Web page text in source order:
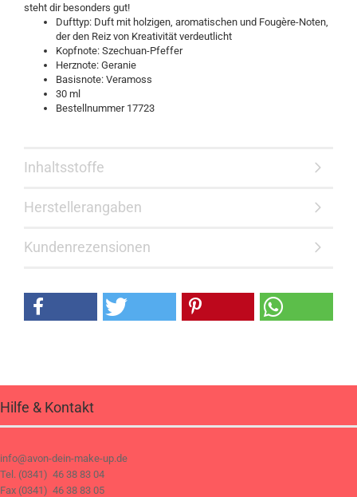
steht dir besonders gut!
Dufttyp: Duft mit holzigen, aromatischen und Fougère-Noten,
der den Reiz von Kreativität verdeutlicht
Kopfnote: Szechuan-Pfeffer
Herznote: Geranie
Basisnote: Veramoss
30 ml
Bestellnummer 17723
Inhaltsstoffe
Herstellerangaben
Kundenrezensionen
Hilfe & Kontakt
info@avon-dein-make-up.de
Tel. (0341) 46 38 83 04
Fax (0341) 46 38 83 05